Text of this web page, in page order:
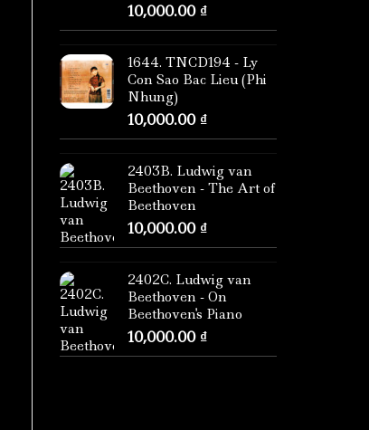
10,000.00 ₫
1644. TNCD194 - Ly
Con Sao Bac Lieu (Phi
Nhung)
10,000.00 ₫
2403B. Ludwig van
Beethoven - The Art of
Beethoven
10,000.00 ₫
2402C. Ludwig van
Beethoven - On
Beethoven's Piano
10,000.00 ₫